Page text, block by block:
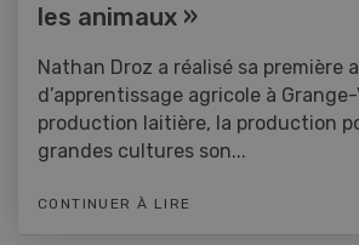
les animaux »
Nathan Droz a réalisé sa première
d’apprentissage agricole à
production laitière, la production
grandes cultures son...
CONTINUER À LIRE